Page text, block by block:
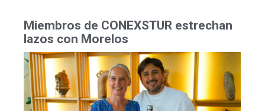
Miembros de CONEXSTUR estrechan
lazos con Morelos